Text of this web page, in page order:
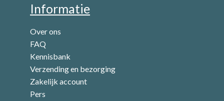
Informatie
Over ons
FAQ
Kennisbank
Verzending en bezorging
Zakelijk account
Pers